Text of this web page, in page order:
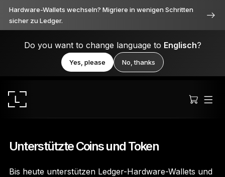
Hardware-Wallets wechseln? Migriere in wenigen Schritten
sicher zu Ledger.
Do you want to change language to Englisch?
Yes, please No, thanks
Unterstützte Coins und Token
Bis heute unterstützen Ledger-Hardware-Wallets und